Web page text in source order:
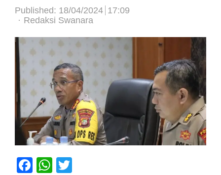
Published: 18/04/2024 17:09
Author
Redaksi Swanara
Facebook
WhatsApp